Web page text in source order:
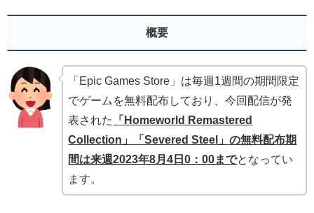
概要
「Epic Games Store」は毎週1週間の期間限定
でゲームを無料配布しており、今回配信が発
表された
「Homeworld Remastered
Collection」「Severed Steel」の無料配布期
間は来週2023年8月4 日0：00までとなってい
ます。